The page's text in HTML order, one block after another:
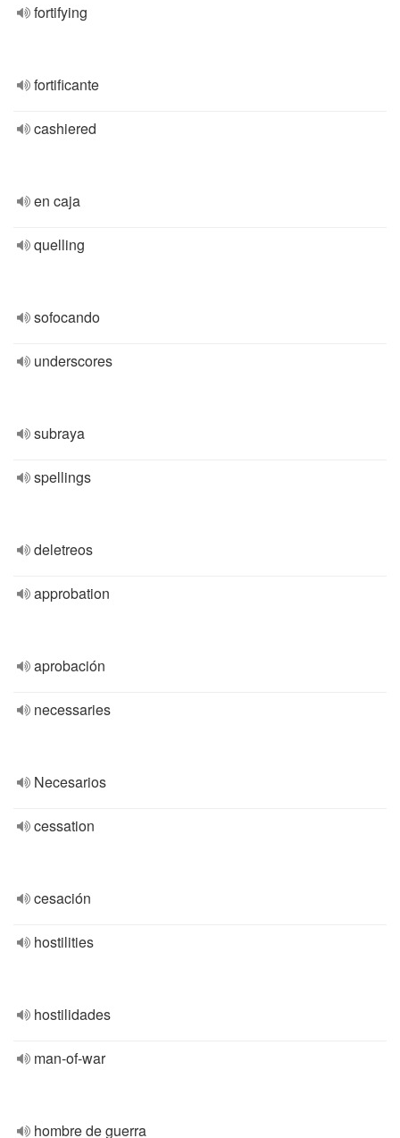
fortifying
fortificante
cashiered
en caja
quelling
sofocando
underscores
subraya
spellings
deletreos
approbation
aprobación
necessaries
Necesarios
cessation
cesación
hostilities
hostilidades
man-of-war
hombre de guerra